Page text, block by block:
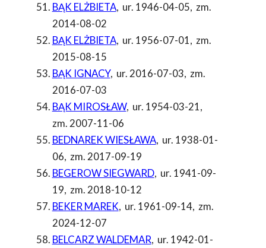
BĄK ELŻBIETA, ur. 1946-04-05, zm.
2014-08-02
BĄK ELŻBIETA, ur. 1956-07-01, zm.
2015-08-15
BĄK IGNACY, ur. 2016-07-03, zm.
2016-07-03
BĄK MIROSŁAW, ur. 1954-03-21,
zm. 2007-11-06
BEDNAREK WIESŁAWA, ur. 1938-01-
06, zm. 2017-09-19
BEGEROW SIEGWARD, ur. 1941-09-
19, zm. 2018-10-12
BEKER MAREK, ur. 1961-09-14, zm.
2024-12-07
BELCARZ WALDEMAR, ur. 1942-01-